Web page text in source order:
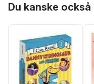
Du kanske